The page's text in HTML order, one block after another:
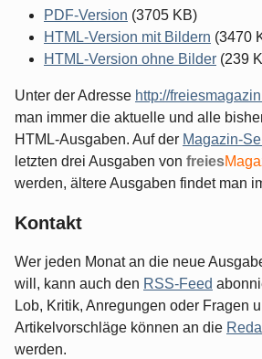
PDF-Version (3705 KB)
HTML-Version mit Bildern (3470
HTML-Version ohne Bilder (239
Unter der Adresse http://
man immer die aktuelle und alle
HTML-Ausgaben. Auf der Magazin-
letzten drei Ausgaben von freies
werden, ältere Ausgaben findet man
Kontakt
Wer jeden Monat an die neue
will, kann auch den RSS-Feed
Lob, Kritik, Anregungen oder Fragen
Artikelvorschläge können an die
werden.